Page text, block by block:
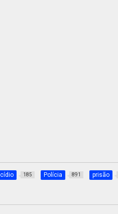
185 Polícia 891 prisão